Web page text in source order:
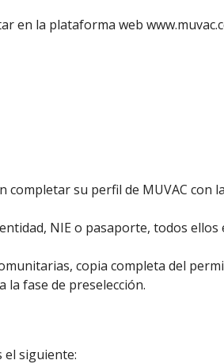
en la plataforma web
completar su perfil de MUVAC con
NIE o pasaporte, todos ellos
copia completa del
la fase de preselección.
el siguiente: